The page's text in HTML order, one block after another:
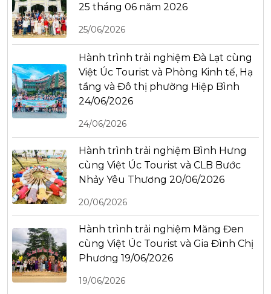
25 tháng 06 năm 2026
25/06/2026
Hành trình trải nghiệm Đà Lạt cùng
Việt Úc Tourist và Phòng Kinh tế, Hạ
tầng và Đô thị phường Hiệp Bình
24/06/2026
24/06/2026
Hành trình trải nghiệm Bình Hưng
cùng Việt Úc Tourist và CLB Bước
Nhảy Yêu Thương 20/06/2026
20/06/2026
Hành trình trải nghiệm Măng Đen
cùng Việt Úc Tourist và Gia Đình Chị
Phương 19/06/2026
19/06/2026